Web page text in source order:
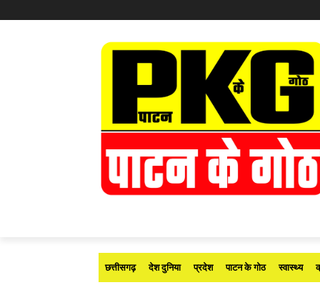
छत्तीसगढ़ देश दुनिया प्रदेश पाटन के गोठ स्वास्थ्य